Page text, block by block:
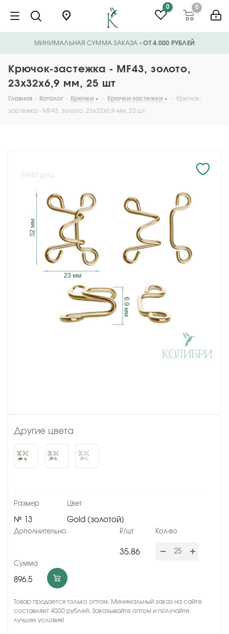
0 0
МИНИМАЛЬНАЯ СУММА ЗАКАЗА - ОТ 4.000 РУБЛЕЙ
Крючок-застежка - MF43, золото,
23х32х6,9 мм, 25 шт
Главная - Каталог - Крючки - Крючки-застежки - Крючок-
застежка - MF43, золото, 23х32х6,9 мм, 25 шт
Другие цвета
№ 13 Gold (золотой)
35.86
896.5
Товар продается только оптом. Минимальный заказ на сайте
составляет 4000 рублей. Заказывайте оптом и получайте
лучшие условия!